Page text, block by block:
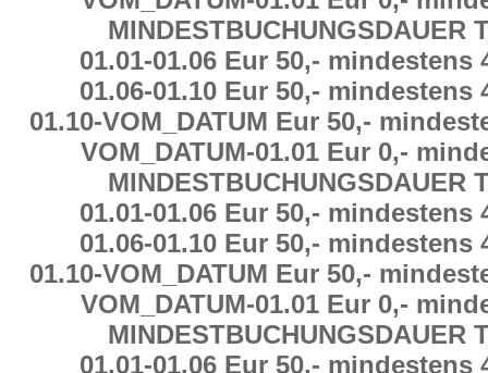
MINDESTBUCHUNGSDAUER
01.01-01.06 Eur 50,- mindestens
01.06-01.10 Eur 50,- mindestens
01.10-VOM_DATUM Eur 50,-
VOM_DATUM-01.01 Eur 0,-
MINDESTBUCHUNGSDAUER
01.01-01.06 Eur 50,- mindestens
01.06-01.10 Eur 50,- mindestens
01.10-VOM_DATUM Eur 50,-
VOM_DATUM-01.01 Eur 0,-
MINDESTBUCHUNGSDAUER
01.01-01.06 Eur 50,- mindestens